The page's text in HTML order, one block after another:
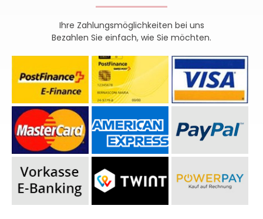
Ihre Zahlungsmöglichkeiten bei uns
Bezahlen Sie einfach, wie Sie möchten.